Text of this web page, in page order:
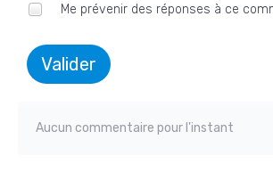
Me prévenir des réponses à ce
Valider
Aucun commentaire pour l'instant